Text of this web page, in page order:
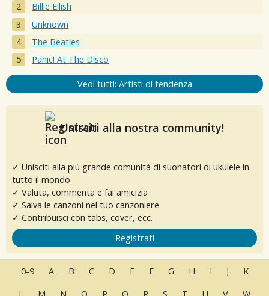
Billie Eilish
Unknown
The Beatles
Panic! At The Disco
Vedi tutti: Artisti di tendenza
Unisciti alla nostra community!
✓ Unisciti alla più grande comunità di suonatori di ukulele in
tutto il mondo
✓ Valuta, commenta e fai amicizia
✓ Salva le canzoni nel tuo canzoniere
✓ Contribuisci con tabs, cover, ecc.
Registrati
0-9 A B C D E F G H I J
K